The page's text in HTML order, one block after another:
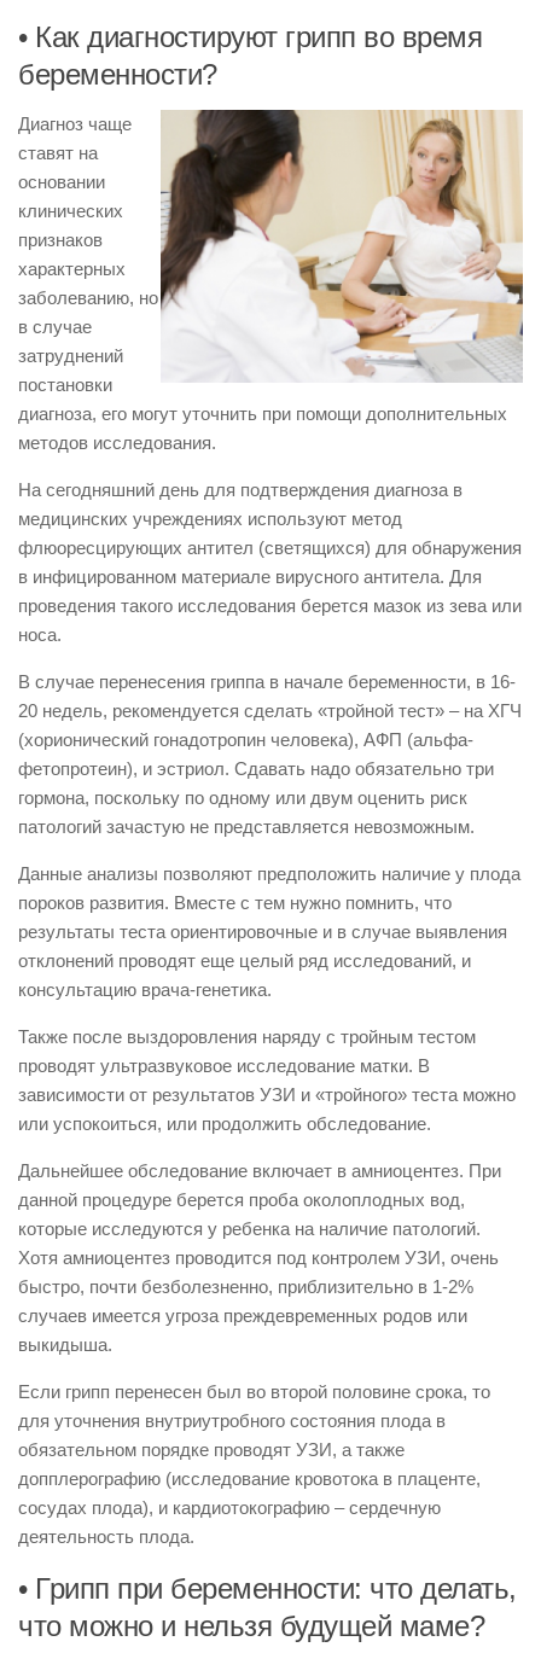
• Как диагностируют грипп во время
беременности?
Диагноз чаще
ставят на
основании
клинических
признаков
характерных
заболеванию, но
в случае
затруднений
постановки
диагноза, его могут уточнить при помощи дополнительных
методов исследования.
На сегодняшний день для подтверждения диагноза в
медицинских учреждениях используют метод
флюоресцирующих антител (светящихся) для обнаружения
в инфицированном материале вирусного антитела. Для
проведения такого исследования берется мазок из зева или
носа.
В случае перенесения гриппа в начале беременности, в 16-
20 недель, рекомендуется сделать «тройной тест» – на ХГЧ
(хорионический гонадотропин человека), АФП (альфа-
фетопротеин), и эстриол. Сдавать надо обязательно три
гормона, поскольку по одному или двум оценить риск
патологий зачастую не представляется невозможным.
Данные анализы позволяют предположить наличие у плода
пороков развития. Вместе с тем нужно помнить, что
результаты теста ориентировочные и в случае выявления
отклонений проводят еще целый ряд исследований, и
консультацию врача-генетика.
Также после выздоровления наряду с тройным тестом
проводят ультразвуковое исследование матки. В
зависимости от результатов УЗИ и «тройного» теста можно
или успокоиться, или продолжить обследование.
Дальнейшее обследование включает в амниоцентез. При
данной процедуре берется проба околоплодных вод,
которые исследуются у ребенка на наличие патологий.
Хотя амниоцентез проводится под контролем УЗИ, очень
быстро, почти безболезненно, приблизительно в 1-2%
случаев имеется угроза преждевременных родов или
выкидыша.
Если грипп перенесен был во второй половине срока, то
для уточнения внутриутробного состояния плода в
обязательном порядке проводят УЗИ, а также
допплерографию (исследование кровотока в плаценте,
сосудах плода), и кардиотокографию – сердечную
деятельность плода.
• Грипп при беременности: что делать,
что можно и нельзя будущей маме?